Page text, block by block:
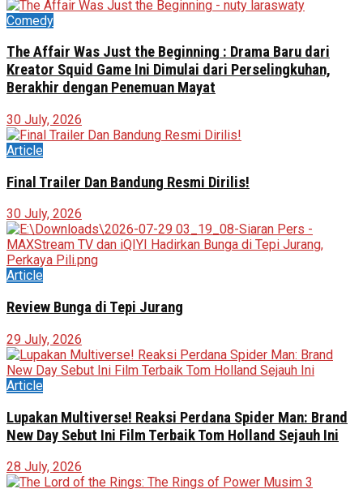
Comedy
The Affair Was Just the Beginning : Drama Baru dari
Kreator Squid Game Ini Dimulai dari Perselingkuhan,
Berakhir dengan Penemuan Mayat
30 July, 2026
Article
Final Trailer Dan Bandung Resmi Dirilis!
30 July, 2026
Article
Review Bunga di Tepi Jurang
29 July, 2026
Article
Lupakan Multiverse! Reaksi Perdana Spider Man: Brand
New Day Sebut Ini Film Terbaik Tom Holland Sejauh Ini
28 July, 2026